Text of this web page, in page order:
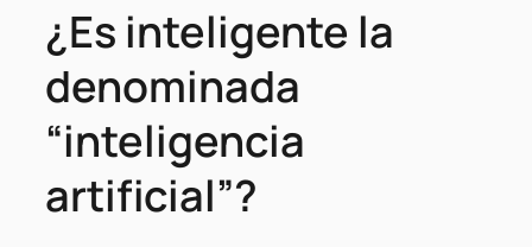
¿Es inteligente la
denominada
“inteligencia
artificial”?